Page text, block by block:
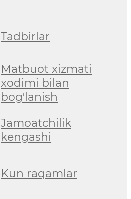
Tadbirlar
Matbuot xizmati
xodimi bilan
bogʼlanish
Jamoatchilik
kengashi
Kun raqamlar